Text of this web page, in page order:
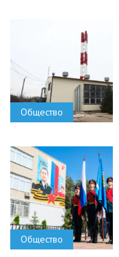
Общество
Общество